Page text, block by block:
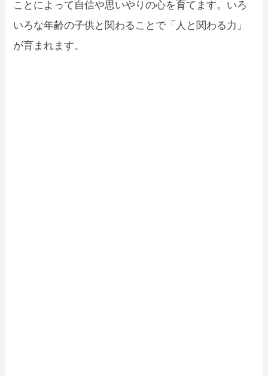
ことによって自信や思いやりの心を育てます。いろ
いろな年齢の子供と関わることで「人と関わる力」
が育まれます。